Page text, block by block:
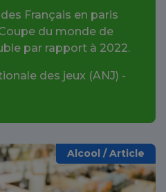
Français en paris
du monde de
par rapport à 2022.
des jeux (ANJ) -
Alcool / Article